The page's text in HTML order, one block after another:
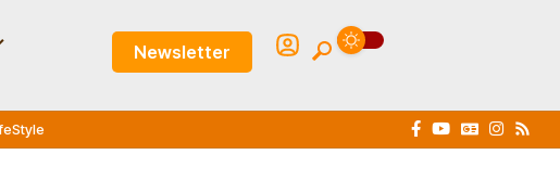
Newsletter